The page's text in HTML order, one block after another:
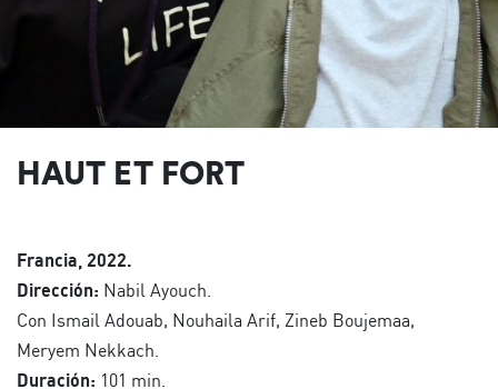
HAUT ET FORT
Francia, 2022.
Dirección: Nabil Ayouch.
Con Ismail Adouab, Nouhaila Arif, Zineb Boujemaa,
Meryem Nekkach.
Duración: 101 min.